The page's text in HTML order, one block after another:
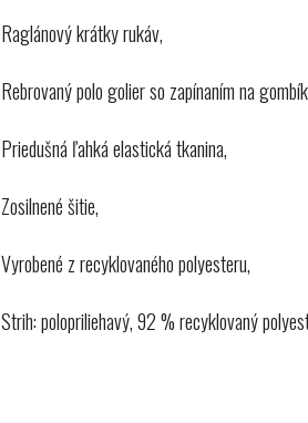
Raglánový krátky rukáv,
Rebrovaný polo golier so zapínaním na
Priedušná ľahká elastická tkanina,
Zosilnené šitie,
Vyrobené z recyklovaného polyesteru,
Strih: polopriliehavý, 92 % recyklovaný